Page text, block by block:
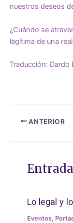
nuestros deseos
¿Cuándo se
legítima de una
Traducción: Dardo
ANTERIOR
Lo legal y
Eventos,